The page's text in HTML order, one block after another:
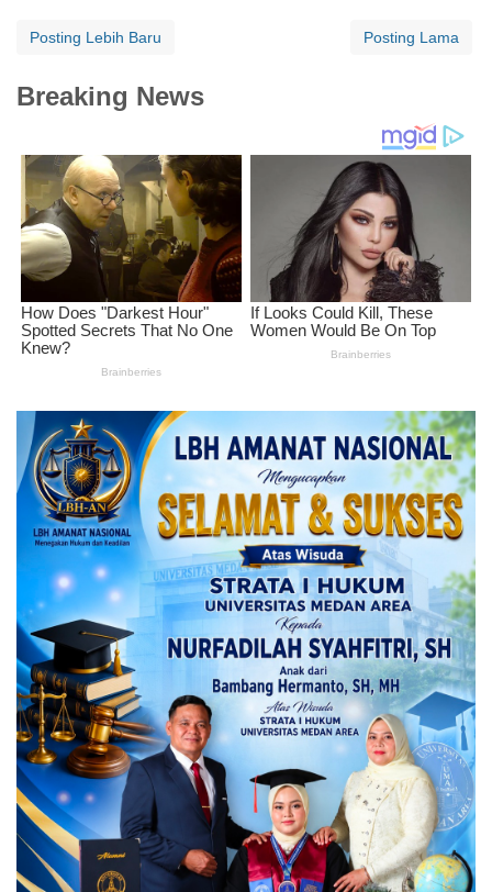
Posting Lebih Baru Posting Lama
Breaking News